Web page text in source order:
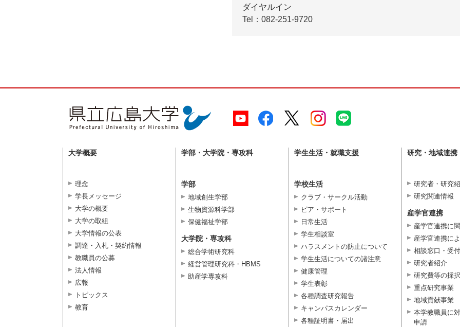
ダイヤルイン
Tel：082-251-9720
大学概要
理念
学長メッセージ
大学の概要
大学の取組
大学情報の公表
調達・入札・契約情報
教職員の公募
法人情報
広報
トピックス
教育
学部・大学院・専攻科
学部
地域創生学部
生物資源科学部
保健福祉学部
大学院・専攻科
総合学術研究科
経営管理研究科・HBMS
助産学専攻科
学生生活・就職支援
学校生活
クラブ・サークル活動
ピア・サポート
日常生活
学生相談室
ハラスメントの防止について
学生生活についての諸注意
健康管理
学生表彰
各種調査研究報告
キャンパスカレンダー
各種証明書・届出
研究・地域連携
研究者・研究
研究関連情報
産学官連携
産学官連携に
産学官連携に
相談窓口・受付
研究者紹介
研究費等の採
重点研究事業
地域貢献事業
本学教職員に
申請